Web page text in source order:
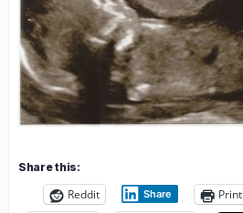
Share this:
Reddit Share Print